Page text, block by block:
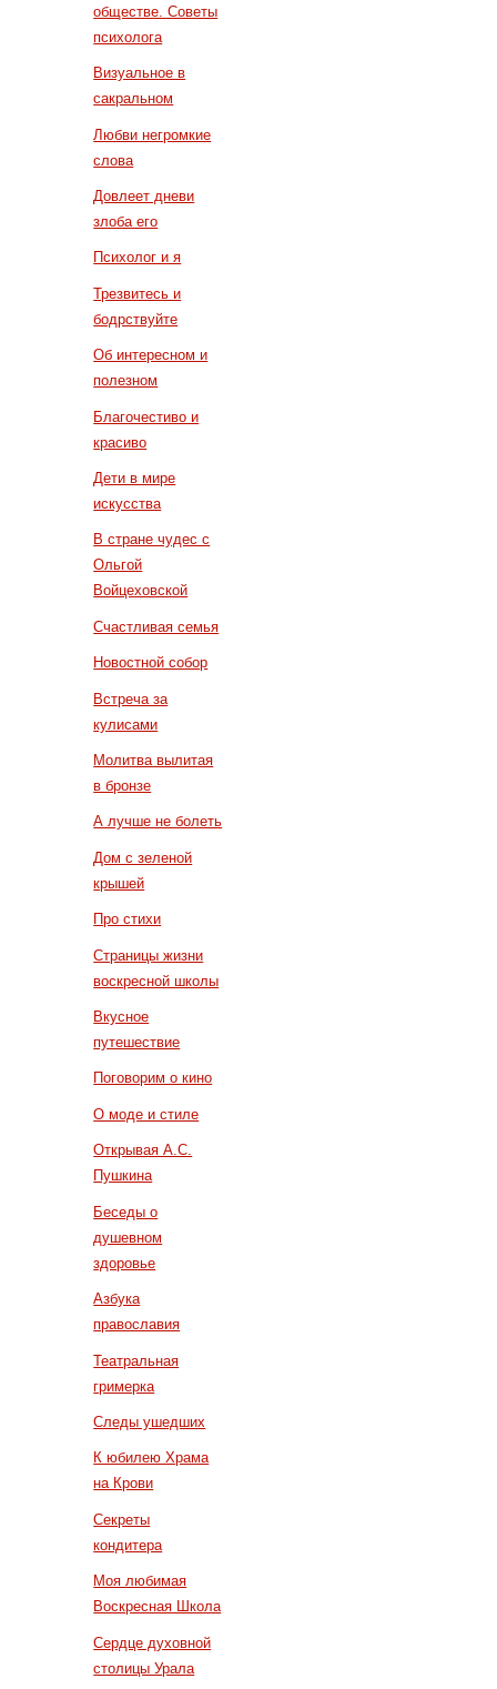
обществе. Советы
психолога
Визуальное в
сакральном
Любви негромкие
слова
Довлеет дневи
злоба его
Психолог и я
Трезвитесь и
бодрствуйте
Об интересном и
полезном
Благочестиво и
красиво
Дети в мире
искусства
В стране чудес с
Ольгой
Войцеховской
Счастливая семья
Новостной собор
Встреча за
кулисами
Молитва вылитая
в бронзе
А лучше не болеть
Дом с зеленой
крышей
Про стихи
Страницы жизни
воскресной школы
Вкусное
путешествие
Поговорим о кино
О моде и стиле
Открывая А.С.
Пушкина
Беседы о
душевном
здоровье
Азбука
православия
Театральная
гримерка
Следы ушедших
К юбилею Храма
на Крови
Секреты
кондитера
Моя любимая
Воскресная Школа
Сердце духовной
столицы Урала